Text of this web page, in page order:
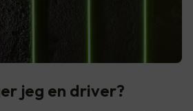
jeg en driver?